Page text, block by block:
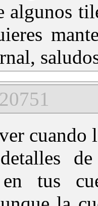
algunos
20751
cuando
tus